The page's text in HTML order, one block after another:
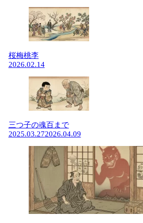
桜梅桃李
2026.02.14
三つ子の魂百まで
2025.03.272026.04.09